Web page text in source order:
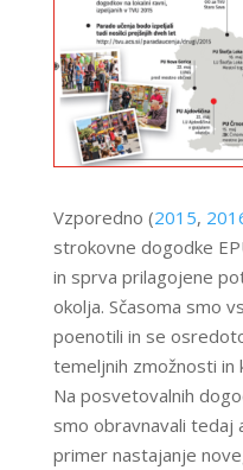
Vzporedno (2015,
strokovne dogodke
in sprva prilagojene
okolja. Sčasoma smo
poenotili in se
temeljnih zmožnosti in
Na posvetovalnih
smo obravnavali tedaj
primer nastajanje